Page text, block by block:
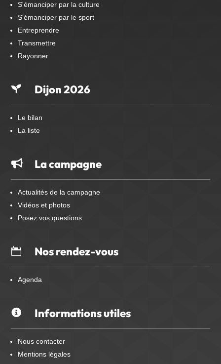
S'émanciper par la culture
S'émanciper par le sport
Entreprendre
Transmettre
Rayonner
 Dijon 2026
Le bilan
La liste
 La campagne
Actualités de la campagne
Vidéos et photos
Posez vos questions
 Nos rendez-vous
Agenda
 Informations utiles
Nous contacter
Mentions légales